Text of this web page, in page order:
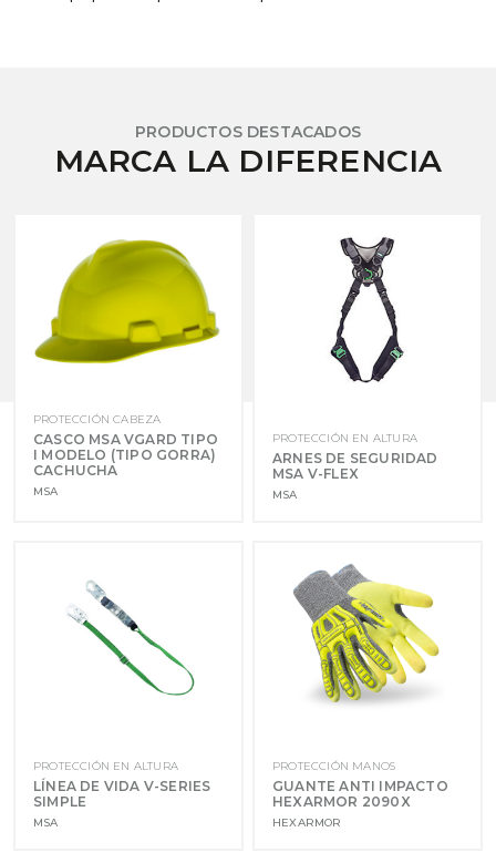
PRODUCTOS DESTACADOS
MARCA LA DIFERENCIA
PROTECCIÓN CABEZA
CASCO MSA VGARD TIPO
I MODELO (TIPO GORRA)
CACHUCHA
MSA
PROTECCIÓN EN ALTURA
ARNES DE SEGURIDAD
MSA V-FLEX
MSA
PROTECCIÓN EN ALTURA
LÍNEA DE VIDA V-SERIES
SIMPLE
MSA
PROTECCIÓN MANOS
GUANTE ANTI IMPACTO
HEXARMOR 2090X
HEXARMOR